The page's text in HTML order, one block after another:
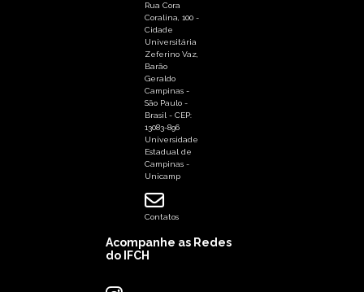
Rua Cora
Coralina, 100 -
Cidade
Universitária
Zeferino Vaz,
Barão
Geraldo
Campinas -
São Paulo -
Brasil - CEP:
13083-896
Universidade
Estadual de
Campinas -
Unicamp
Contatos
Acompanhe as Redes
do IFCH